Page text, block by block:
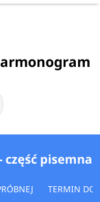
pisemna
TERMIN